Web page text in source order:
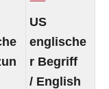
US
englische
r Begriff
/ English